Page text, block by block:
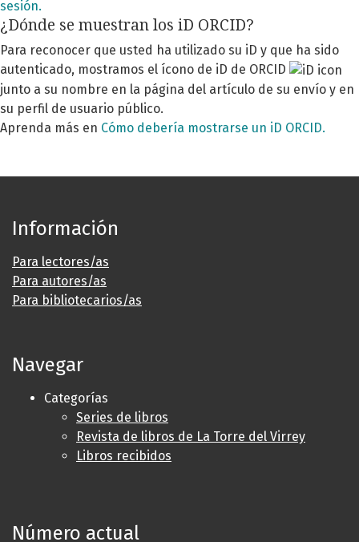
sesión.
¿Dónde se muestran los iD ORCID?
Para reconocer que usted ha utilizado su iD y que ha sido
autenticado, mostramos el ícono de iD de ORCID
junto a su nombre en la página del artículo de su envío y en
su perfil de usuario público.
Aprenda más en Cómo debería mostrarse un iD ORCID.
Información
Para lectores/as
Para autores/as
Para bibliotecarios/as
Navegar
Categorías
Series de libros
Revista de libros de La Torre del Virrey
Libros recibidos
Número actual